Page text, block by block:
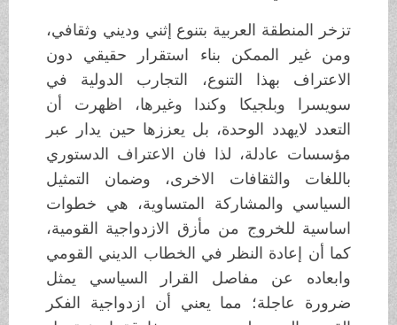
تزخر المنطقة العربية بتنوع إثني وديني وثقافي،
ومن غير الممكن بناء استقرار حقيقي دون
الاعتراف بهذا التنوع، التجارب الدولية في
سويسرا وبلجيكا وكندا وغيرها، اظهرت أن
التعدد لايهدد الوحدة، بل يعززها حين يدار عبر
مؤسسات عادلة، لذا فان الاعتراف الدستوري
باللغات والثقافات الاخرى، وضمان التمثيل
السياسي والمشاركة المتساوية، هي خطوات
اساسية للخروج من مأزق الازدواجية القومية،
كما أن إعادة النظر في الخطاب الديني القومي
وابعاده عن مفاصل القرار السياسي يمثل
ضرورة عاجلة؛ مما يعني أن ازدواجية الفكر